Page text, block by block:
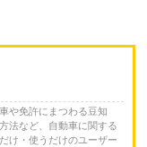
や免許にまつわる豆知
法など、自動車に関する
け・使うだけのユーザー